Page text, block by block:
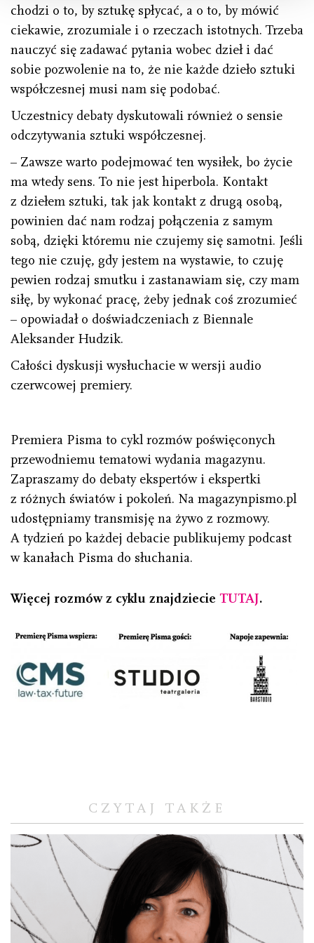
chodzi o to, by sztukę spłycać, a o to, by mówić
ciekawie, zrozumiale i o rzeczach istotnych. Trzeba
nauczyć się zadawać pytania wobec dzieł i dać
sobie pozwolenie na to, że nie każde dzieło sztuki
współczesnej musi nam się podobać.
Uczestnicy debaty dyskutowali również o sensie
odczytywania sztuki współczesnej.
– Zawsze warto podejmować ten wysiłek, bo życie
ma wtedy sens. To nie jest hiperbola. Kontakt
z dziełem sztuki, tak jak kontakt z drugą osobą,
powinien dać nam rodzaj połączenia z samym
sobą, dzięki któremu nie czujemy się samotni. Jeśli
tego nie czuję, gdy jestem na wystawie, to czuję
pewien rodzaj smutku i zastanawiam się, czy mam
siłę, by wykonać pracę, żeby jednak coś zrozumieć
– opowiadał o doświadczeniach z Biennale
Aleksander Hudzik.
Całości dyskusji wysłuchacie w wersji audio
czerwcowej premiery.
Premiera Pisma to cykl rozmów poświęconych
przewodniemu tematowi wydania magazynu.
Zapraszamy do debaty ekspertów i ekspertki
z różnych światów i pokoleń. Na magazynpismo.pl
udostępniamy transmisję na żywo z rozmowy.
A tydzień po każdej debacie publikujemy podcast
w kanałach Pisma do słuchania.
Więcej rozmów z cyklu znajdziecie TUTAJ.
CZYTAJ TAKŻE